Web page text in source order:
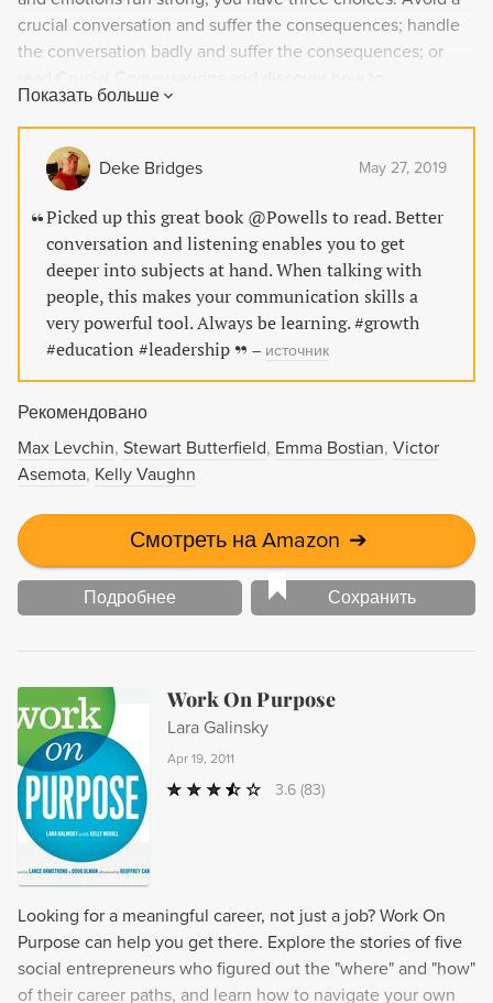
crucial conversation and suffer the consequences; handle
the conversation badly and suffer the consequences; or
communicate best when it matters most. Crucial
Conversations gives you the tools you need to step up to
life's most difficult and important conversations, say what's
on your mind, and achieve the positive resolutions you
want. You'll learn how to: Prepare for high-impact situations
with a six-minute mastery technique Make it safe to talk
about almost anything Be persuasive, not abrasive Keep
listening when others blow up or clam up Turn crucial
conversations into the action and results you want
Показать больше
Deke Bridges May 27, 2019
Picked up this great book @Powells to read. Better
conversation and listening enables you to get
deeper into subjects at hand. When talking with
people, this makes your communication skills a
very powerful tool. Always be learning. #growth
#education #leadership
– источник
Рекомендовано
Max Levchin Stewart Butterfield Emma Bostian Victor
Asemota Kelly Vaughn
Смотреть на Amazon ➔
Подробнее Сохранить
Work On Purpose
Lara Galinsky
Apr 19, 2011
3.6 (83)
Looking for a meaningful career, not just a job? Work On
Purpose can help you get there. Explore the stories of five
social entrepreneurs who figured out the "where" and "how"
of their career paths, and learn how to navigate your own